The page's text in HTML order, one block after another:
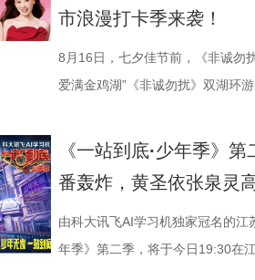
份有限公司、中共南通市委宣传
衔主演（按姓氏笔画排序），打
的人生历程，引领观众在百年时光
正剧框架 讲述一位“状元”的
后就要挨打的现实，他毅然放弃
业、兴教育、兴城市推动南通成为
的发展进程。 爱国、救国、
市浪漫打卡季来袭！
8月16日，七夕佳节前，《非诚勿
爱满金鸡湖”《非诚勿扰》双湖环
《非诚勿扰》节目组联合苏州工
珏、孙嬿婉将携手《非诚勿扰》
组成“打卡团”阵容，带领多组情
觅缘之旅。 图片8.png 苏州是一
《一站到底·少年季》
番轰炸，黄圣依张泉灵
由科大讯飞AI学习机独家冠名的江
年季》第二季，将于今日19:30在